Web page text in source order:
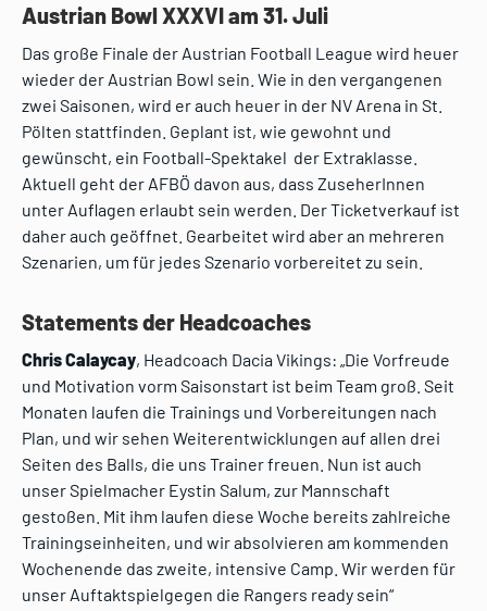
Austrian Bowl XXXVI am 31. Juli
Das große Finale der Austrian Football League wird heuer
wieder der Austrian Bowl sein. Wie in den vergangenen
zwei Saisonen, wird er auch heuer in der NV Arena in St.
Pölten stattfinden. Geplant ist, wie gewohnt und
gewünscht, ein Football-Spektakel der Extraklasse.
Aktuell geht der AFBÖ davon aus, dass ZuseherInnen
unter Auflagen erlaubt sein werden. Der Ticketverkauf ist
daher auch geöffnet. Gearbeitet wird aber an mehreren
Szenarien, um für jedes Szenario vorbereitet zu sein.
Statements der Headcoaches
Chris Calaycay, Headcoach Dacia Vikings: „Die Vorfreude
und Motivation vorm Saisonstart ist beim Team groß. Seit
Monaten laufen die Trainings und Vorbereitungen nach
Plan, und wir sehen Weiterentwicklungen auf allen drei
Seiten des Balls, die uns Trainer freuen. Nun ist auch
unser Spielmacher Eystin Salum, zur Mannschaft
gestoßen. Mit ihm laufen diese Woche bereits zahlreiche
Trainingseinheiten, und wir absolvieren am kommenden
Wochenende das zweite, intensive Camp. Wir werden für
unser Auftaktspielgegen die Rangers ready sein“